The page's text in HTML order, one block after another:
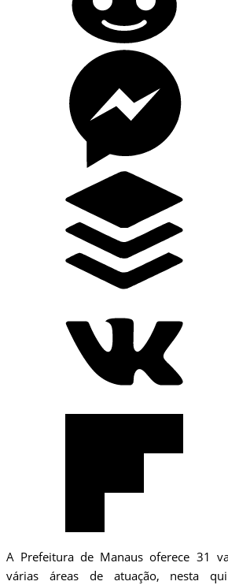
A Prefeitura de Manaus oferece 31
várias áreas de atuação, nesta